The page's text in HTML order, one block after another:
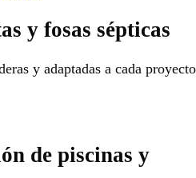
y fosas sépticas
y adaptadas a cada proyecto
de piscinas y